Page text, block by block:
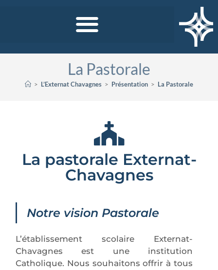
La Pastorale
> L’Externat Chavagnes > Présentation > La Pastorale
La pastorale Externat-
Chavagnes
Notre vision Pastorale
L’établissement scolaire Externat-
Chavagnes est une institution
Catholique. Nous souhaitons offrir à tous